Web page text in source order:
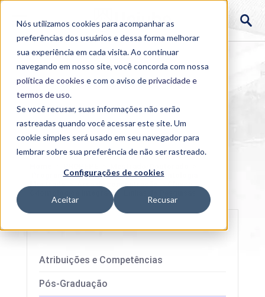
Nós utilizamos cookies para acompanhar as
preferências dos usuários e dessa forma melhorar
sua experiência em cada visita. Ao continuar
navegando em nosso site, você concorda com nossa
política de cookies e com o aviso deprivacidade e
termos de uso.
Se você recusar, suas informações não serão
rastreadas quando você acessar este site. Um
cookie simples será usado em seu navegador para
lembrar sobre sua preferência de não ser rastreado.
Configurações de cookies
Aceitar Recusar
Programa de Pós-graduação em Odontologia -
Mestrado > Área de concentração >Clínica
Odontológica Integrada - Linhas de Pesquisas
Atribuições e Competências
Pós-Graduação